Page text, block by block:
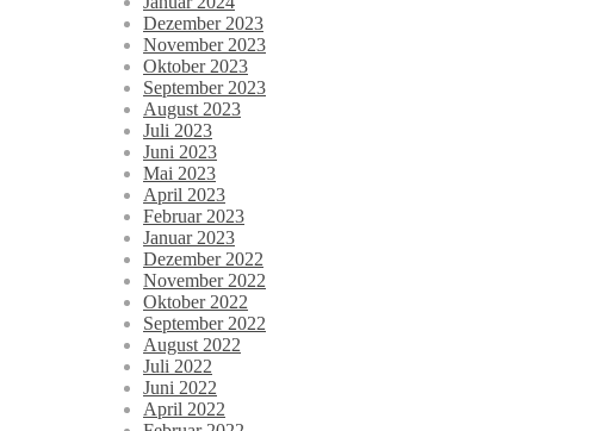
Dezember 2023
November 2023
Oktober 2023
September 2023
August 2023
Juli 2023
Juni 2023
Mai 2023
April 2023
Februar 2023
Januar 2023
Dezember 2022
November 2022
Oktober 2022
September 2022
August 2022
Juli 2022
Juni 2022
April 2022